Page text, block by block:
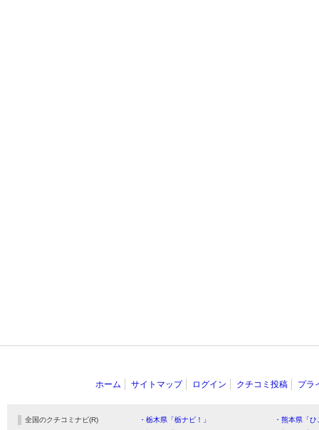
ホーム サイトマップ ログイン クチコミ投稿 プラ
全国のクチコミナビ(R) ・栃木県「栃ナビ！」
・熊本県「